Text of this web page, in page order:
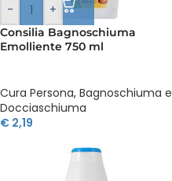
- +
Consilia Bagnoschiuma
Emolliente 750 ml
Cura Persona, Bagnoschiuma e
Docciaschiuma
€ 2,19